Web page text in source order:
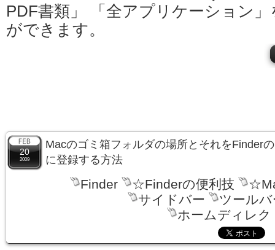
PDF書類」 「全アプリケーション
ができます。
20
2009
Macのゴミ箱フォルダの場所とそれをFinder
に登録する方法
Finder ☆Finderの便利技
サイドバー
ツールバ
ホームディレク